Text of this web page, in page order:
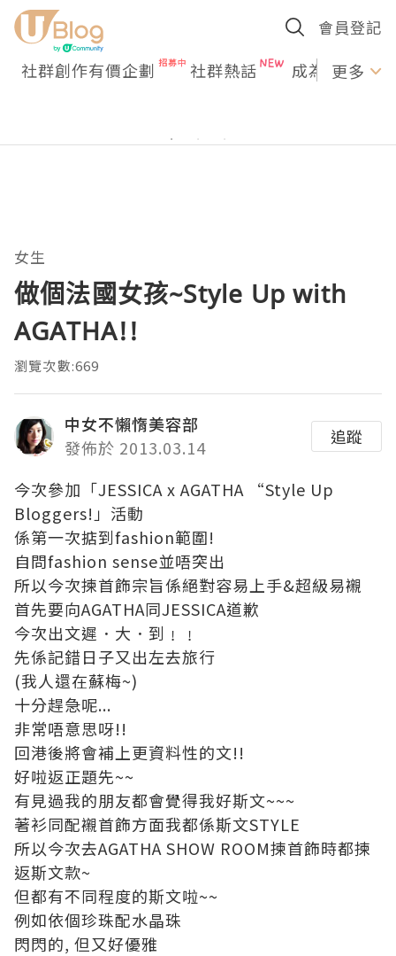
會員登記
社群創作有價企劃 社群熱話 成為U更多
女生
做個法國女孩~Style Up with
AGATHA!!
瀏覽次數:669
中女不懶惰美容部
發佈於 2013.03.14
追蹤
今次參加「JESSICA x AGATHA “Style Up
Bloggers!」活動
係第一次掂到fashion範圍!
自問fashion sense並唔突出
所以今次揀首飾宗旨係絕對容易上手&超級易襯
首先要向AGATHA同JESSICA道歉
今次出文遲．大．到﹗﹗
先係記錯日子又出左去旅行
(我人還在蘇梅~)
十分趕急呢...
非常唔意思呀!!
回港後將會補上更資料性的文!!
好啦返正題先~~
有見過我的朋友都會覺得我好斯文~~~
著衫同配襯首飾方面我都係斯文STYLE
所以今次去AGATHA SHOW ROOM揀首飾時都揀
返斯文款~
但都有不同程度的斯文啦~~
例如依個珍珠配水晶珠
閃閃的, 但又好優雅